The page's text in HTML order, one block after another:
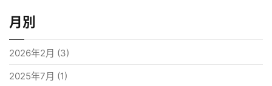
月別
2026年2月 (3)
2025年7月 (1)